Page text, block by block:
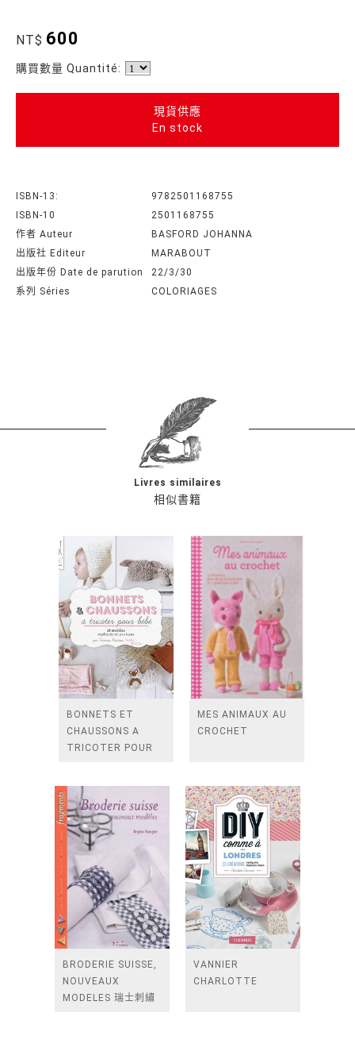
NT$ 600
購買數量 Quantité:
現貨供應
En stock
ISBN-13:
9782501168755
ISBN-10
2501168755
作者 Auteur
BASFORD JOHANNA
出版社 Editeur
MARABOUT
出版年份 Date de parution
22/3/30
系列 Séries
COLORIAGES
相似書籍
Livres similaires
BONNETS ET
CHAUSSONS A
TRICOTER POUR
MES ANIMAUX AU
CROCHET
BRODERIE SUISSE,
NOUVEAUX
MODELES 瑞士刺繡
VANNIER
CHARLOTTE